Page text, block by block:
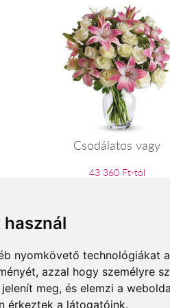
nyomkövető technológiákat
azzal hogy személyre
meg, és elemzi a
érkeztek a látogatóink.
Csodálatos vagy
43 360 Ft-tól